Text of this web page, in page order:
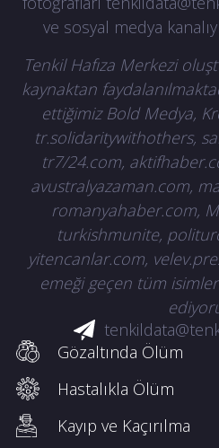
ve sosyal medya
Tenkil Hafıza Merkezi
kaynaktan
ettiğimiz Bold Medya,
tr.solidaritywithothers,
tr7/24.com,
avustralyazaman.com,
romanyahaber.com,
turkishmunite,
yitencanlar.com,
emeği geçen tüm
Gözaltında Ölüm
Hastalıkla Ölüm
Kayıp ve Kaçırılma